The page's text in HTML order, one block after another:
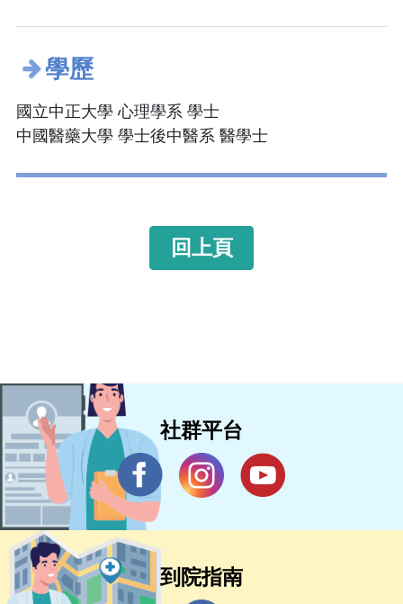
學歷
國立中正大學 心理學系 學士
中國醫藥大學 學士後中醫系 醫學士
回上頁
社群平台
到院指南